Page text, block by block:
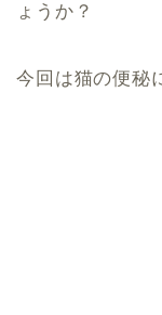
ょうか？
今回は猫の便秘